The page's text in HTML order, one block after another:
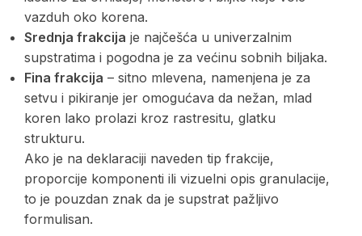
vazduh oko korena.
Srednja frakcija je najčešća u univerzalnim
supstratima i pogodna je za većinu sobnih biljaka.
Fina frakcija – sitno mlevena, namenjena je za
setvu i pikiranje jer omogućava da nežan, mlad
koren lako prolazi kroz rastresitu, glatku
strukturu.
Ako je na deklaraciji naveden tip frakcije,
proporcije komponenti ili vizuelni opis granulacije,
to je pouzdan znak da je supstrat pažljivo
formulisan.